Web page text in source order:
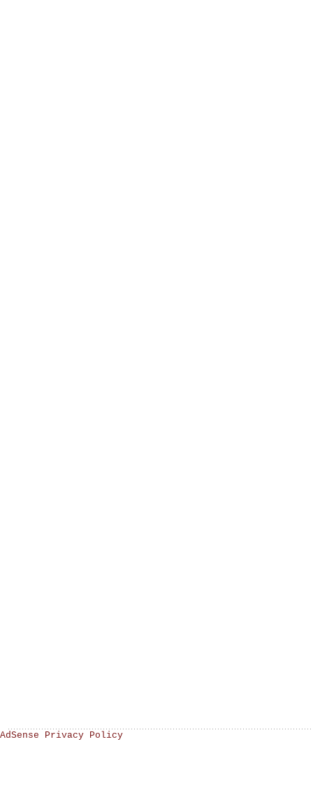
AdSense Privacy Policy